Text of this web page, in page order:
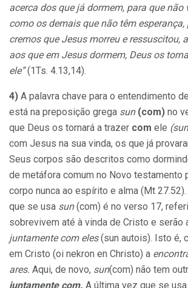
acerca dos que já dormem, para que não
como os demais que não têm esperança,
cremos que Jesus morreu e ressuscitou,
aos que em Jesus dormem, Deus os
ele”(1Ts. 4.13,14).
4) A palavra chave para o entendimento
está na preposição grega sun (com) no
que Deus os tornará a trazer com ele
com Jesus na sua vinda, os que já
Seus corpos são descritos como
de metáfora comum no Novo testamento
corpo nunca ao espírito e alma (Mt
que se usa sun(com) é no verso 17,
sobrevivem até à vinda de Cristo e serão
juntamente com eles(sun autois). Isto é,
em Cristo (oi nekron en Christo) a
ares. Aqui, de novo, sun(com) não tem
juntamente com. A última vez que se